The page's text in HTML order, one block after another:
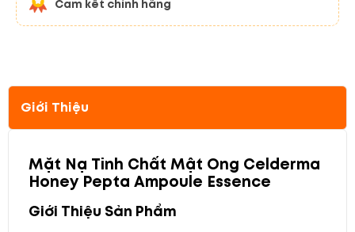
Cam kết chính hãng
Giới Thiệu
Mặt Nạ Tinh Chất Mật Ong Celderma
Honey Pepta Ampoule Essence
Giới Thiệu Sản Phẩm